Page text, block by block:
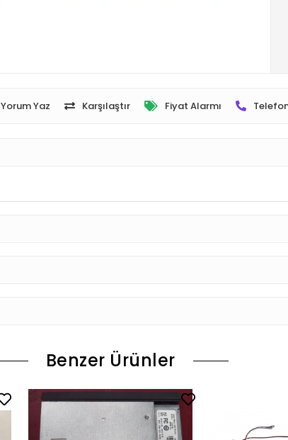
Yorum Yaz Karşılaştır Fiyat Alarmı
Benzer Ürünler